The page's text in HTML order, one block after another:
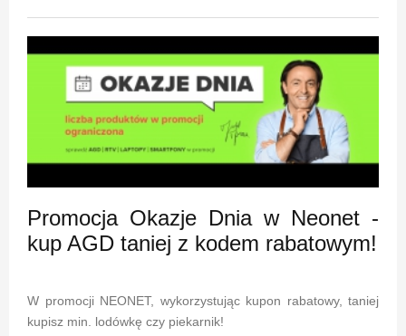
Promocja Okazje Dnia w Neonet -
kup AGD taniej z kodem rabatowym!
W promocji NEONET, wykorzystując kupon rabatowy, taniej
kupisz min. lodówkę czy piekarnik!